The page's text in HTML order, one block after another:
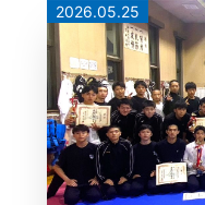
2026.05.25